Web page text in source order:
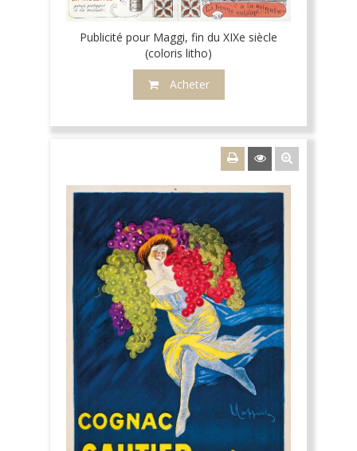
Publicité pour Maggi, fin du XIXe siècle
(coloris litho)
Acheter